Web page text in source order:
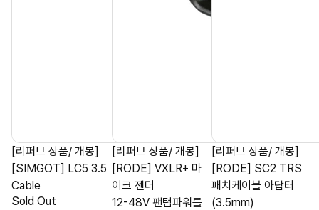
[리퍼브 상품/ 개봉]
[SIMGOT] LC5 3.5
Cable
Sold Out
[리퍼브 상품/ 개봉]
[RODE] VXLR+ 마
이크 젠더
12-48V 팬텀파워를
[리퍼브 상품/ 개봉]
[RODE] SC2 TRS
패치케이블 아답터
(3.5mm)